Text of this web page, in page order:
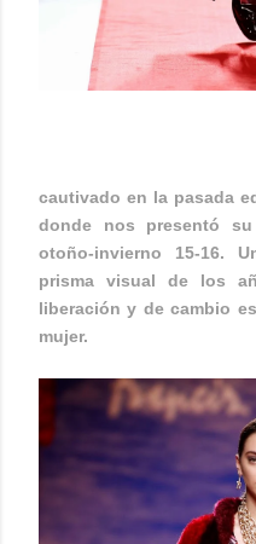
cautivado en la pasada
donde nos presentó
otoño-invierno 15-16.
prisma visual de los
liberación y de cambio
mujer.